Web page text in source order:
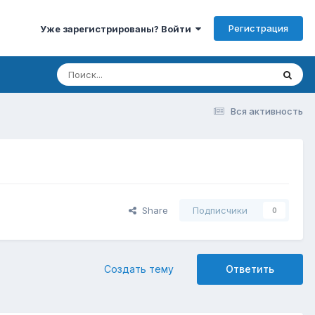
Уже зарегистрированы? Войти Регистрация
Вся активность
Share Подписчики 0
Ответить
Создать тему